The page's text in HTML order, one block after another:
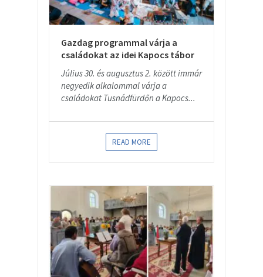
Gazdag programmal várja a
családokat az idei Kapocs tábor
Július 30. és augusztus 2. között immár
negyedik alkalommal várja a
családokat Tusnádfürdőn a Kapocs...
READ MORE